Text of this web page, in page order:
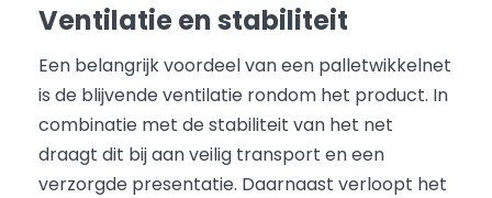
Ventilatie en stabiliteit
Een belangrijk voordeel van een palletwikkelnet
is de blijvende ventilatie rondom het product. In
combinatie met de stabiliteit van het net
draagt dit bij aan veilig transport en een
verzorgde presentatie. Daarnaast verloopt het